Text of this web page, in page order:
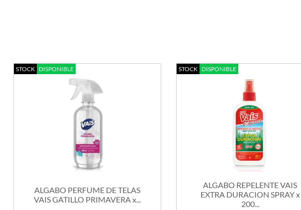
STOCK DISPONIBLE
ALGABO PERFUME DE TELAS
VAIS GATILLO PRIMAVERA x...
STOCK DISPONIBLE
ALGABO REPELENTE VAIS
EXTRA DURACION SPRAY x
200...